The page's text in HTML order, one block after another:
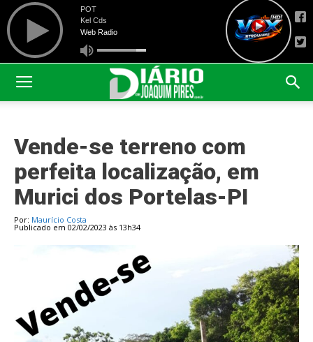
Vende-se terreno com
perfeita localização, em
Murici dos Portelas-PI
Por: Maurício Costa
Publicado em 02/02/2023 às 13h34